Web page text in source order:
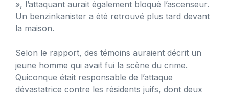
», l’attaquant aurait également bloqué l’ascenseur.
Un benzinkanister a été retrouvé plus tard devant
la maison.
Selon le rapport, des témoins auraient décrit un
jeune homme qui avait fui la scène du crime.
Quiconque était responsable de l’attaque
dévastatrice contre les résidents juifs, dont deux